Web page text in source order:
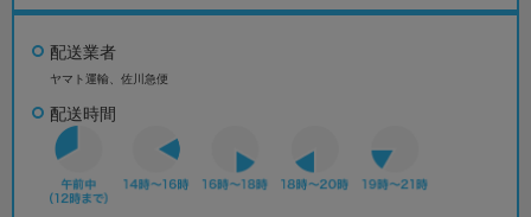
配送業者
ヤマト運輸、佐川急便
配送時間